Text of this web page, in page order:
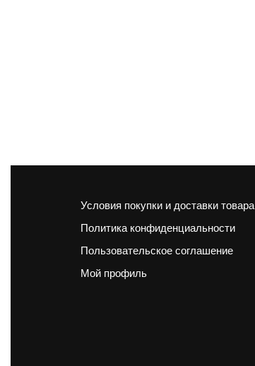
Условия покупки и доставки товара
Политика конфиденциальности
Пользовательское соглашение
Мой профиль